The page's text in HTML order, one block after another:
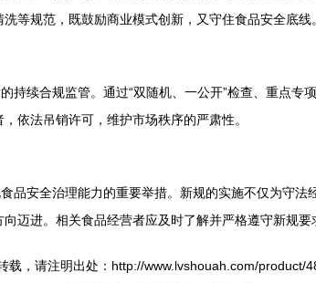
等规范，既鼓励商业模式创新，又守住食品安全底线。
持续合规监管。通过“双随机、一公开”检查、重点
依法吊销许可，维护市场秩序的严肃性。
品安全治理能力的重要举措。新规的实施不仅为守
迈进。相关食品经营者应及时了解并严格遵守新规要
载，请注明出处：http://www.lvshouah.com/product/